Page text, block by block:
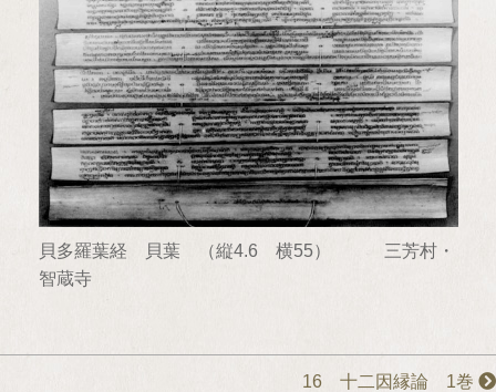
貝多羅葉経 貝葉 （縦4.6 横55） 三芳村・
智蔵寺
16 十二因縁論 1巻